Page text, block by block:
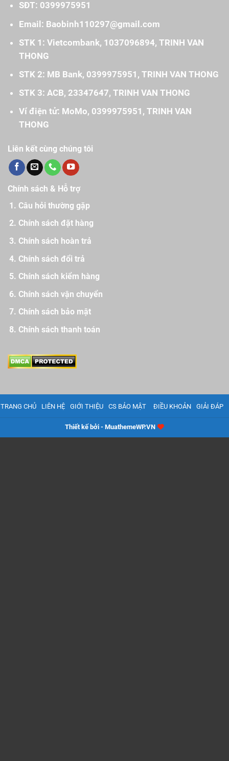
SĐT: 0399975951
Email: Baobinh110297@gmail.com
STK 1: Vietcombank, 1037096894, TRINH VAN
THONG
STK 2: MB Bank, 0399975951, TRINH VAN THONG
STK 3: ACB, 23347647, TRINH VAN THONG
Ví điện tử: MoMo, 0399975951, TRINH VAN
THONG
Liên kết cùng chúng tôi
Chính sách & Hỗ trợ
Câu hỏi thường gặp
Chính sách đặt hàng
Chính sách hoàn trả
Chính sách đổi trả
Chính sách kiểm hàng
Chính sách vận chuyển
Chính sách bảo mật
Chính sách thanh toán
TRANG CHỦ LIÊN HỆ GIỚI THIỆU CS BẢO MẬT ĐIỀU KHOẢN GIẢI ĐÁP
Thiết kế bởi - MuathemeWP.VN